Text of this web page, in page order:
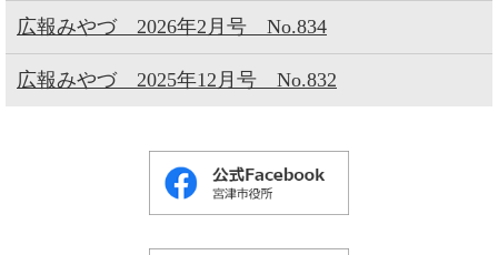
広報みやづ 2026年2月号 No.834
広報みやづ 2025年12月号 No.832